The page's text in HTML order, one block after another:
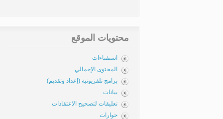
محتويات الموقع
استفتاءات
المحتوى الإجمالي
برامج تلفزيونية (إعداد وتقديم)
بيانات
تعليقات لتصحيح الاعتقادات
حوارات